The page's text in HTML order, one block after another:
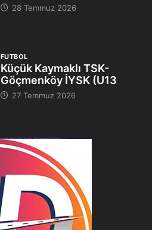
28 Temmuz 2026
FUTBOL
Küçük Kaymaklı TSK-
Göçmenköy İYSK (U13
27 Temmuz 2026